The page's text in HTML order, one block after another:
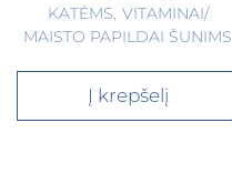
KATĖMS VITAMINAI/
MAISTO PAPILDAI ŠUNIMS
Į krepšelį